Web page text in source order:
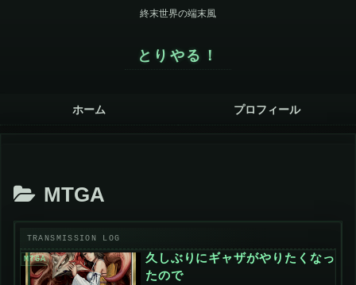
終末世界の端末風
とりやる！
ホーム プロフィール
MTGA
MTGA
久しぶりにギャザがやりたくなっ
たので